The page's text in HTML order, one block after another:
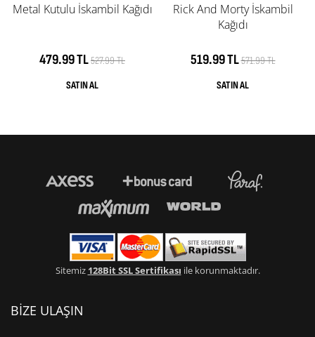
Metal Kutulu İskambil Kağıdı
479.99 TL527.99 TL
Rick And Morty İskambil
Kağıdı
519.99 TL571.99 TL
Sitemiz 128Bit SSL Sertifikası ile korunmaktadır.
BİZE ULAŞIN